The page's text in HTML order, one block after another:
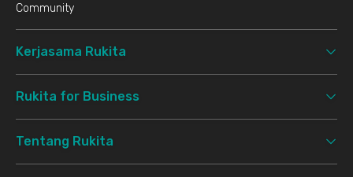
Community
Kerjasama Rukita
Rukita for Business
Tentang Rukita